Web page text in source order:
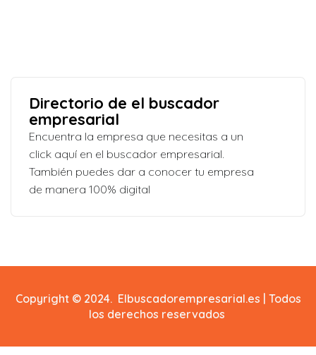
Directorio de el buscador
empresarial
Encuentra la empresa que necesitas a un
click aquí en el buscador empresarial.
También puedes dar a conocer tu empresa
de manera 100% digital
Copyright © 2024. Elbuscadorempresarial.es | Todos
los derechos reservados